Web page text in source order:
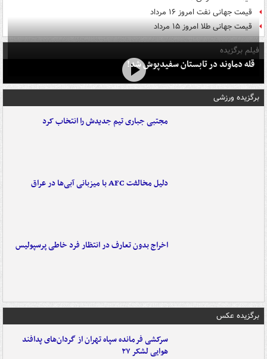
قیمت جهانی نفت امروز ۱۶ مرداد
قیمت جهانی طلا امروز ۱۵ مرداد
فیلم برگزیده
قله دماوند در تابستان سفیدپوش شد!
برگزیده ورزشی
مجتبی جباری تیم جدیدش را انتخاب کرد
دلیل مخالفت AFC با میزبانی آبی‌ها در عراق
اخراج بدون تعارف در انتظار فرد خاطی پرسپولیس
برگزیده عکس
سرکشی فرمانده سپاه تهران از گردان‌های پدافند
هوایی لشکر ۲۷